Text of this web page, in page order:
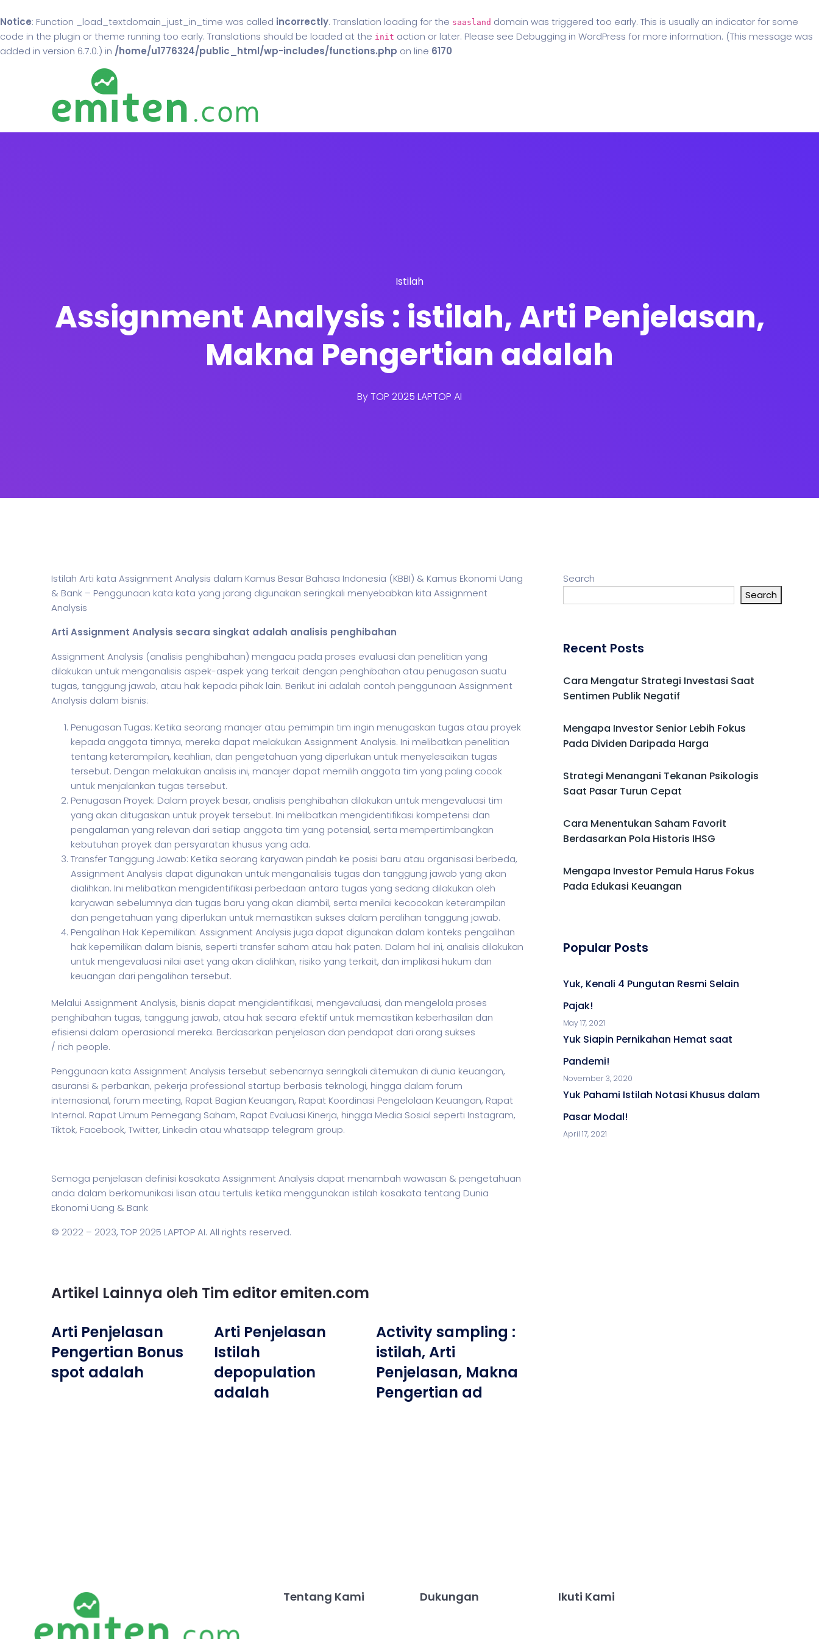
Notice: Function _load_textdomain_just_in_time was called incorrectly. Translation loading for the saasland domain was triggered too early. This is usually an indicator for some
code in the plugin or theme running too early. Translations should be loaded at the init action or later. Please see Debugging in WordPress for more information. (This message was
added in version 6.7.0.) in /home/u1776324/public_html/wp-includes/functions.php on line 6170
Istilah
Assignment Analysis : istilah, Arti Penjelasan,
Makna Pengertian adalah
ByTOP 2025 LAPTOP AI
Istilah Arti kata Assignment Analysis dalam Kamus Besar Bahasa Indonesia (KBBI) & Kamus Ekonomi Uang
& Bank – Penggunaan kata kata yang jarang digunakan seringkali menyebabkan kita Assignment
Analysis
Arti Assignment Analysis secara singkat adalah analisis penghibahan
Assignment Analysis (analisis penghibahan) mengacu pada proses evaluasi dan penelitian yang
dilakukan untuk menganalisis aspek-aspek yang terkait dengan penghibahan atau penugasan suatu
tugas, tanggung jawab, atau hak kepada pihak lain. Berikut ini adalah contoh penggunaan Assignment
Analysis dalam bisnis:
Penugasan Tugas: Ketika seorang manajer atau pemimpin tim ingin menugaskan tugas atau proyek
kepada anggota timnya, mereka dapat melakukan Assignment Analysis. Ini melibatkan penelitian
tentang keterampilan, keahlian, dan pengetahuan yang diperlukan untuk menyelesaikan tugas
tersebut. Dengan melakukan analisis ini, manajer dapat memilih anggota tim yang paling cocok
untuk menjalankan tugas tersebut.
Penugasan Proyek: Dalam proyek besar, analisis penghibahan dilakukan untuk mengevaluasi tim
yang akan ditugaskan untuk proyek tersebut. Ini melibatkan mengidentifikasi kompetensi dan
pengalaman yang relevan dari setiap anggota tim yang potensial, serta mempertimbangkan
kebutuhan proyek dan persyaratan khusus yang ada.
Transfer Tanggung Jawab: Ketika seorang karyawan pindah ke posisi baru atau organisasi berbeda,
Assignment Analysis dapat digunakan untuk menganalisis tugas dan tanggung jawab yang akan
dialihkan. Ini melibatkan mengidentifikasi perbedaan antara tugas yang sedang dilakukan oleh
karyawan sebelumnya dan tugas baru yang akan diambil, serta menilai kecocokan keterampilan
dan pengetahuan yang diperlukan untuk memastikan sukses dalam peralihan tanggung jawab.
Pengalihan Hak Kepemilikan: Assignment Analysis juga dapat digunakan dalam konteks pengalihan
hak kepemilikan dalam bisnis, seperti transfer saham atau hak paten. Dalam hal ini, analisis dilakukan
untuk mengevaluasi nilai aset yang akan dialihkan, risiko yang terkait, dan implikasi hukum dan
keuangan dari pengalihan tersebut.
Melalui Assignment Analysis, bisnis dapat mengidentifikasi, mengevaluasi, dan mengelola proses
penghibahan tugas, tanggung jawab, atau hak secara efektif untuk memastikan keberhasilan dan
efisiensi dalam operasional mereka. Berdasarkan penjelasan dan pendapat dari orang sukses
/ rich people.
Penggunaan kata Assignment Analysis tersebut sebenarnya seringkali ditemukan di dunia keuangan,
asuransi & perbankan, pekerja professional startup berbasis teknologi, hingga dalam forum
internasional, forum meeting, Rapat Bagian Keuangan, Rapat Koordinasi Pengelolaan Keuangan, Rapat
Internal. Rapat Umum Pemegang Saham, Rapat Evaluasi Kinerja, hingga Media Sosial seperti Instagram,
Tiktok, Facebook, Twitter, Linkedin atau whatsapp telegram group.
Semoga penjelasan definisi kosakata Assignment Analysis dapat menambah wawasan & pengetahuan
anda dalam berkomunikasi lisan atau tertulis ketika menggunakan istilah kosakata tentang Dunia
Ekonomi Uang & Bank
© 2022 – 2023, TOP 2025 LAPTOP AI. All rights reserved.
Artikel Lainnya oleh Tim editor emiten.com
Arti Penjelasan
Pengertian Bonus
spot adalah
Arti Penjelasan
Istilah
depopulation
adalah
Activity sampling :
istilah, Arti
Penjelasan, Makna
Pengertian ad
Search
Search
Recent Posts
Cara Mengatur Strategi Investasi Saat
Sentimen Publik Negatif
Mengapa Investor Senior Lebih Fokus
Pada Dividen Daripada Harga
Strategi Menangani Tekanan Psikologis
Saat Pasar Turun Cepat
Cara Menentukan Saham Favorit
Berdasarkan Pola Historis IHSG
Mengapa Investor Pemula Harus Fokus
Pada Edukasi Keuangan
Popular Posts
Yuk, Kenali 4 Pungutan Resmi Selain
Pajak!
May 17, 2021
Yuk Siapin Pernikahan Hemat saat
Pandemi!
November 3, 2020
Yuk Pahami Istilah Notasi Khusus dalam
Pasar Modal!
April 17, 2021
Tentang Kami Dukungan Ikuti Kami